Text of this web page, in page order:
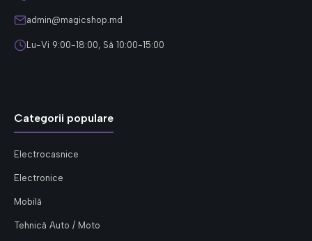
admin@magicshop.md
Lu-Vi 9:00-18:00, Sâ 10:00-15:00
Categorii populare
Electrocasnice
Electronice
Mobilă
Tehnică Auto / Moto